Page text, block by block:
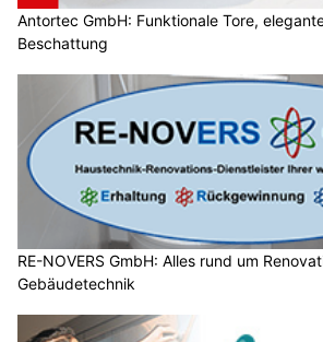
Antortec GmbH: Funktionale Tore,
Beschattung
RE-NOVERS GmbH: Alles rund um
Gebäudetechnik